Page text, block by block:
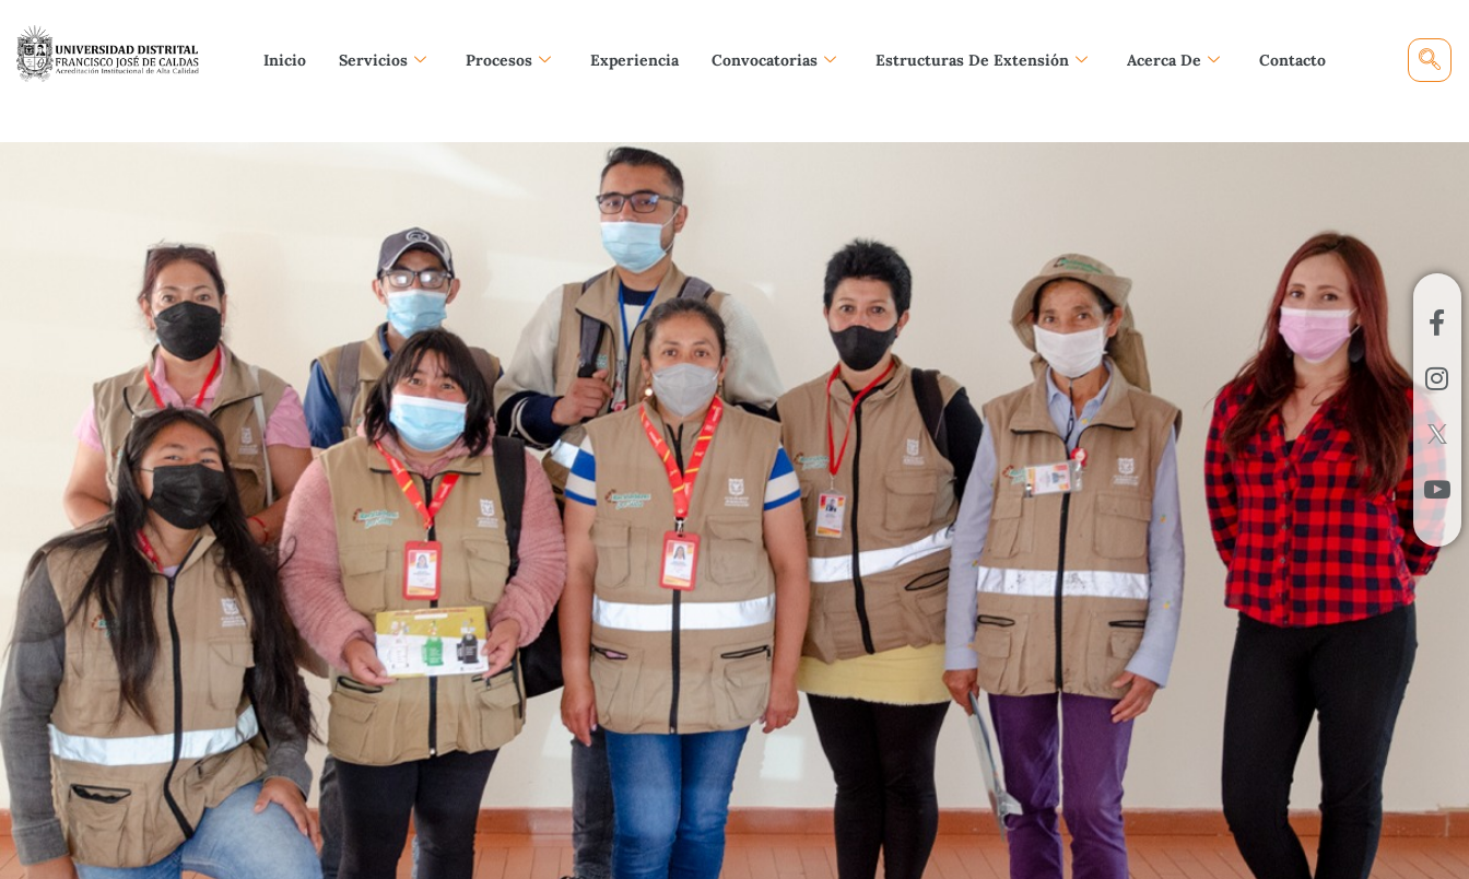
Inicio Servicios Procesos Experiencia Convocatorias Estructuras De Extensión Acerca De Contacto